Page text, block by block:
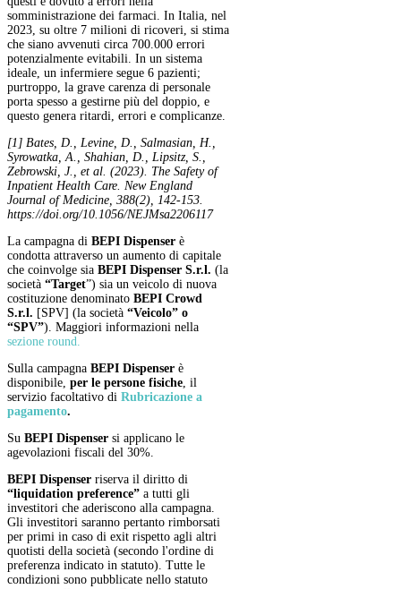
somministrazione dei farmaci. In Italia, nel
2023, su oltre 7 milioni di ricoveri, si stima
che siano avvenuti circa 700.000 errori
potenzialmente evitabili. In un sistema
ideale, un infermiere segue 6 pazienti;
purtroppo, la grave carenza di personale
porta spesso a gestirne più del doppio, e
questo genera ritardi, errori e complicanze.
[1] Bates, D., Levine, D., Salmasian, H.,
Syrowatka, A., Shahian, D., Lipsitz, S.,
Zebrowski, J., et al. (2023). The Safety of
Inpatient Health Care. New England
Journal of Medicine, 388(2), 142-153.
https://doi.org/10.1056/NEJMsa2206117
La campagna di BEPI Dispenser è
condotta attraverso un aumento di capitale
che coinvolge sia BEPI Dispenser S.r.l. (la
società “Target”) sia un veicolo di nuova
costituzione denominato BEPI Crowd
S.r.l. [SPV] (la società “Veicolo” o
“SPV”). Maggiori informazioni nella
sezione round.
Sulla campagna BEPI Dispenser è
disponibile, per le persone fisiche, il
servizio facoltativo di Rubricazione a
pagamento.
Su BEPI Dispenser si applicano le
agevolazioni fiscali del 30%.
BEPI Dispenser riserva il diritto di
“liquidation preference” a tutti gli
investitori che aderiscono alla campagna.
Gli investitori saranno pertanto rimborsati
per primi in caso di exit rispetto agli altri
quotisti della società (secondo l'ordine di
preferenza indicato in statuto). Tutte le
condizioni sono pubblicate nello statuto